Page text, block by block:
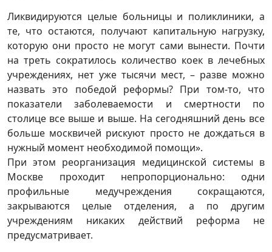
Ликвидируются целые больницы и поликлиники, а
те, что остаются, получают капитальную нагрузку,
которую они просто не могут сами вынести. Почти
на треть сократилось количество коек в лечебных
учреждениях, нет уже тысячи мест, – разве можно
назвать это победой реформы? При том-то, что
показатели заболеваемости и смертности по
столице все выше и выше. На сегодняшний день все
больше москвичей рискуют просто не дождаться в
нужный момент необходимой помощи».
При этом реорганизация медицинской системы в
Москве проходит непропорционально: одни
профильные медучреждения сокращаются,
закрываются целые отделения, а по другим
учреждениям никаких действий реформа не
предусматривает.